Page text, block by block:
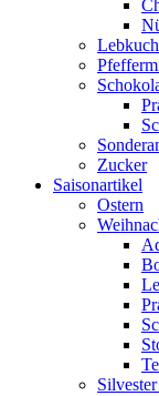
Zucker
Saisonartikel
Ostern